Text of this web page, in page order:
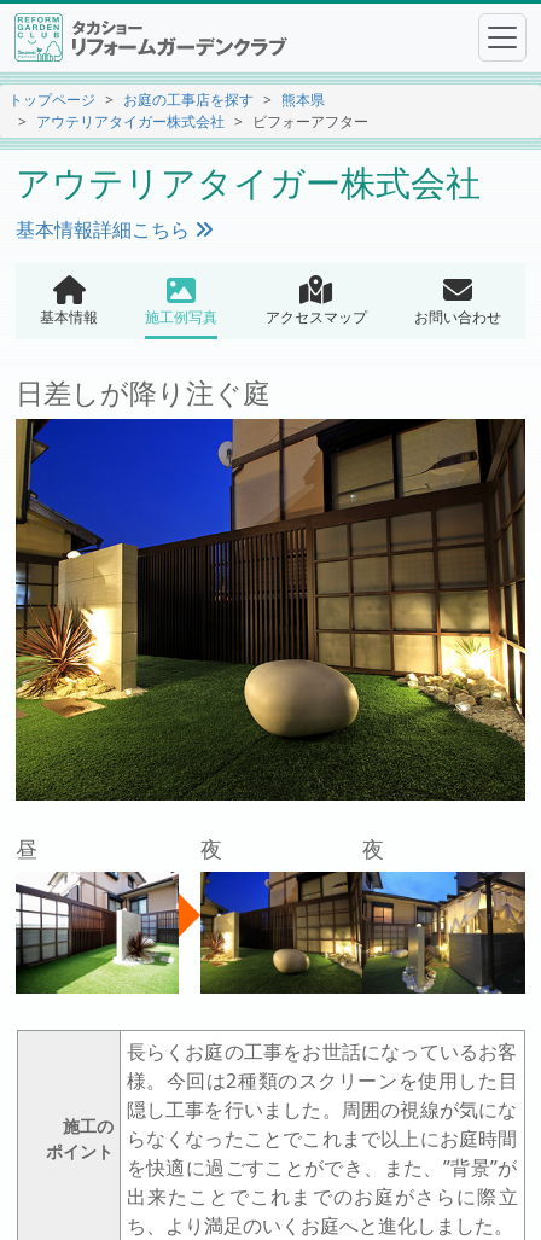
トップページ お庭の工事店を探す
熊本県
アウテリアタイガー株式会社
ビフォーアフター
アウテリアタイガー株式会社
基本情報詳細こちら
基本情報 施工例写真 アクセスマップ お問い合わせ
日差しが降り注ぐ庭
昼 夜 夜
施工の
ポイント
長らくお庭の工事をお世話になっているお客
様。今回は2種類のスクリーンを使用した目
隠し工事を行いました。周囲の視線が気にな
らなくなったことでこれまで以上にお庭時間
を快適に過ごすことができ、また、”背景”が
出来たことでこれまでのお庭がさらに際立
ち、より満足のいくお庭へと進化しました。